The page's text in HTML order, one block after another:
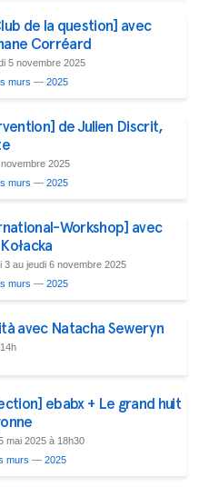
de la question] avec
Corréard
5 novembre 2025
murs — 2025
de Julien Discrit,
2025
murs — 2025
Workshop] avec
3 au jeudi 6 novembre 2025
murs — 2025
avec Natacha Seweryn
ebabx + Le grand huit
mai 2025 à 18h30
murs — 2025